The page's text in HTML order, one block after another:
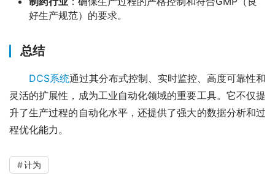
好生产规范）的要求。
总结
DCS系统通过其分布式控制、实时监控、高度可靠性和
灵活的扩展性，成为工业自动化领域的重要工具。它不仅提
升了生产过程的自动化水平，还提供了强大的数据分析和过
程优化能力。
计为